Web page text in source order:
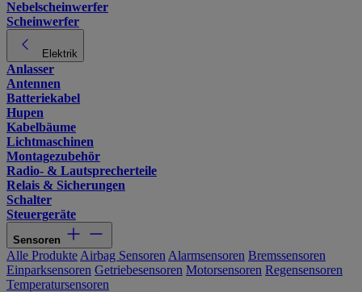
Nebelscheinwerfer
Scheinwerfer
Elektrik
Anlasser
Antennen
Batteriekabel
Hupen
Kabelbäume
Lichtmaschinen
Montagezubehör
Radio- & Lautsprecherteile
Relais & Sicherungen
Schalter
Steuergeräte
Sensoren
Alle Produkte Airbag Sensoren Alarmsensoren Bremssensoren
Einparksensoren Getriebesensoren Motorsensoren Regensensoren
Temperatursensoren